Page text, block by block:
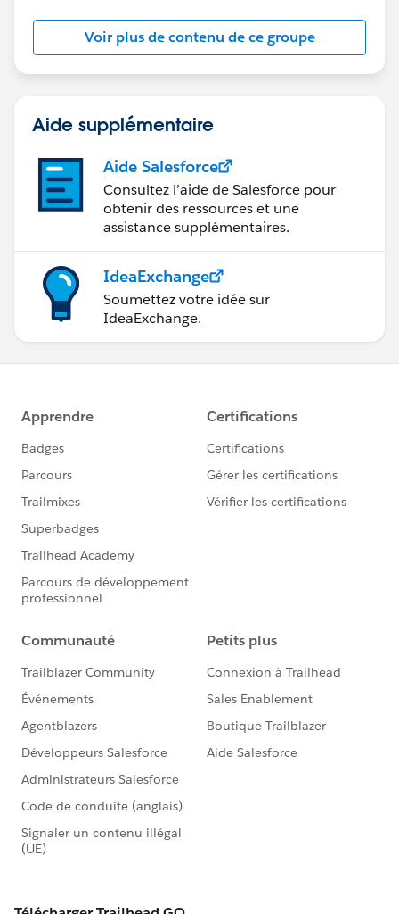
作成した計算フィールドをシェルフに設定し、パラメー
タを変化させることで目的の階層まで一括ドリルダウン
したような動きになります。
（写真：地域を選択→市区町村を選択）
列の非表示はできないため、ご質問への完全回答とはな
りませんが、一つの方法として参考にしてみてくださ
い。
Voir plus de contenu de ce groupe
Aide supplémentaire
Aide Salesforce
Consultez l’aide de Salesforce pour
obtenir des ressources et une
assistance supplémentaires.
IdeaExchange
Soumettez votre idée sur
IdeaExchange.